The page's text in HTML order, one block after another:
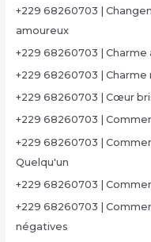
+229 68260703 |
amoureux
+229 68260703 | Charme
+229 68260703 | Charme
+229 68260703 | Cœur
+229 68260703 |
+229 68260703 |
Quelqu'un
+229 68260703 |
+229 68260703 |
négatives